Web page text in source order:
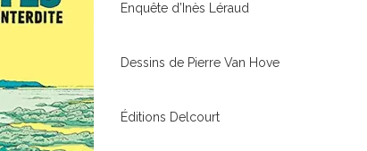
Enquête d’Inès Léraud
Dessins de Pierre Van Hove
Éditions Delcourt